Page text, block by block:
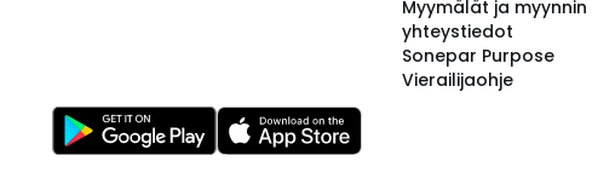
Myymälät ja myynnin
yhteystiedot
Sonepar Purpose
Vierailijaohje